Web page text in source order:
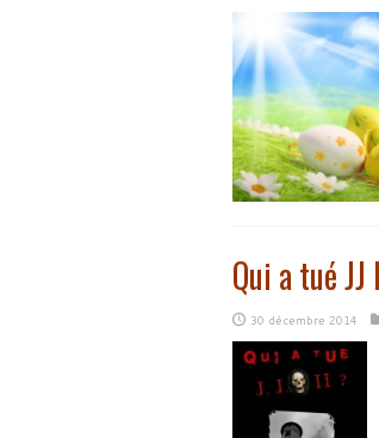
Qui a tué JJ
30 décembre 2014